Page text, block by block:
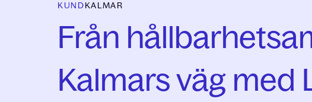
KUNDKALMAR
Från
Kalmars väg med